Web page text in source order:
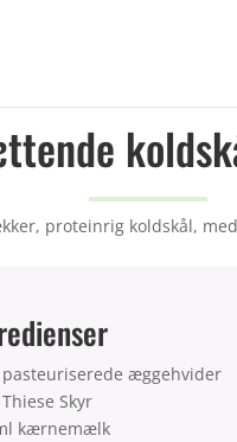
proteinrig koldskål,
pasteuriserede æggehvider
Skyr
kærnemælk